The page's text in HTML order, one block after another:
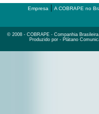
Empresa | A COBRAPE no
© 2008 - COBRAPE - Companhia
Produzido por - Plátano